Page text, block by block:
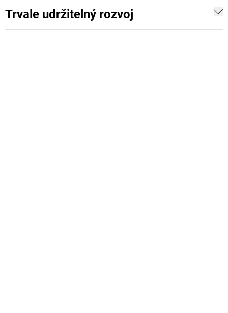
Trvale udržitelný rozvoj